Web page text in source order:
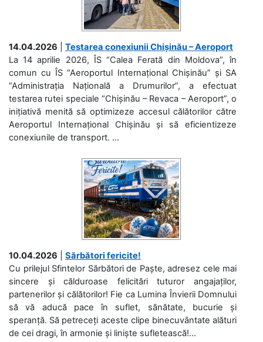
14.04.2026
Testarea conexiunii Chișinău – Aeroport
La 14 aprilie 2026, ÎS “Calea Ferată din Moldova”, în
comun cu ÎS “Aeroportul Internațional Chișinău” și SA
“Administrația Națională a Drumurilor”, a efectuat
testarea rutei speciale “Chișinău – Revaca – Aeroport”, o
inițiativă menită să optimizeze accesul călătorilor către
Aeroportul Internațional Chișinău și să eficientizeze
conexiunile de transport. ...
10.04.2026
Sărbători fericite!
Cu prilejul Sfintelor Sărbători de Paște, adresez cele mai
sincere și călduroase felicitări tuturor angajaților,
partenerilor și călătorilor! Fie ca Lumina Învierii Domnului
să vă aducă pace în suflet, sănătate, bucurie și
speranță. Să petreceți aceste clipe binecuvântate alături
de cei dragi, în armonie și liniște sufletească!...